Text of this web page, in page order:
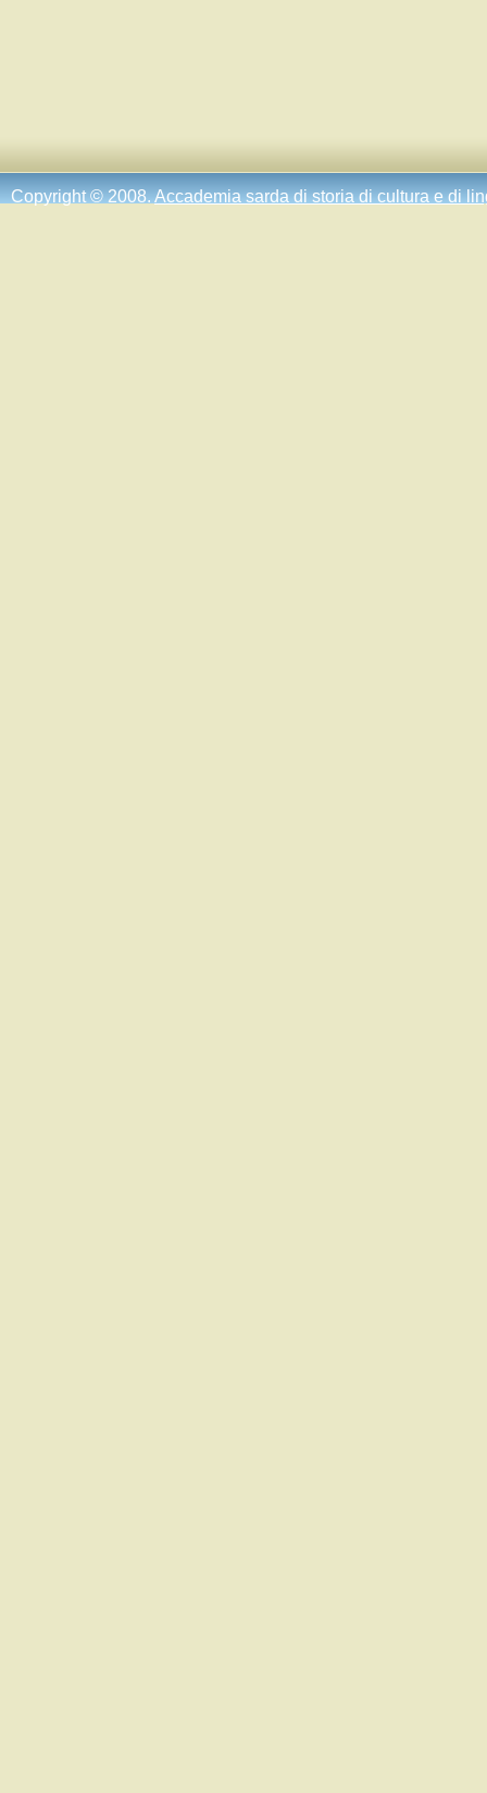
Copyright © 2008.Accademia sarda di storia di cultura e di